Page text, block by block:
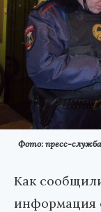
Фото: пресс-служба
Как
информация